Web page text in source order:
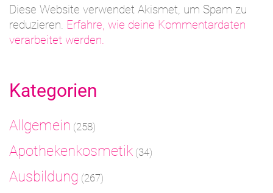
Diese Website verwendet Akismet, um Spam zu
reduzieren. Erfahre, wie deine Kommentardaten
verarbeitet werden.
Kategorien
Allgemein (258)
Apothekenkosmetik (34)
Ausbildung (267)